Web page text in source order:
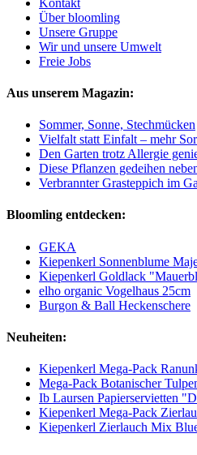
Über bloomling
Unsere Gruppe
Wir und unsere Umwelt
Freie Jobs
Aus unserem Magazin:
Sommer, Sonne, Stechmücken
Vielfalt statt Einfalt – mehr
Den Garten trotz Allergie
Diese Pflanzen gedeihen
Verbrannter Grasteppich im
Bloomling entdecken:
GEKA
Kiepenkerl Sonnenblume
Kiepenkerl Goldlack
elho organic Vogelhaus 25cm
Burgon & Ball Heckenschere
Neuheiten:
Kiepenkerl Mega-Pack
Mega-Pack Botanischer
Ib Laursen Papierservietten
Kiepenkerl Mega-Pack
Kiepenkerl Zierlauch Mix